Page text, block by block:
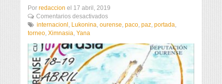
Por redaccion el 17 abril, 2019
Comentarios desactivadosen
VIII
“Ourense
a
provincia
termal”
internacionl , Lukonina, ourense, paco, paz, portada,
torneo, Ximnasia, Yana